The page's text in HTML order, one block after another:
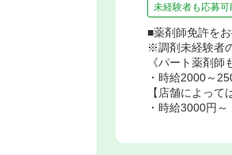
未経験者も応募可
■薬剤師免許を
※調剤未経験者
《パート薬剤師
・時給2000～
【店舗によって
・時給3000円～